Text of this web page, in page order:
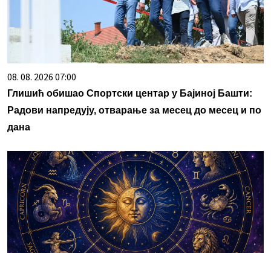
08. 08. 2026 07:00
Глишић обишао Спортски центар у Бајиној Башти:
Радови напредују, отварање за месец до месец и по
дана